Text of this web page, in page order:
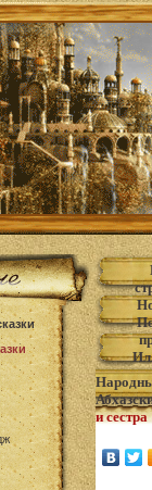
и сестра